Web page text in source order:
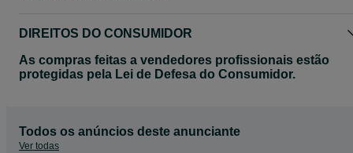
DIREITOS DO CONSUMIDOR
As compras feitas a vendedores profissionais estão
protegidas pela Lei de Defesa do Consumidor.
Todos os anúncios deste anunciante
Ver todas